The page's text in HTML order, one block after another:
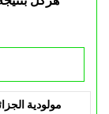
مولودية